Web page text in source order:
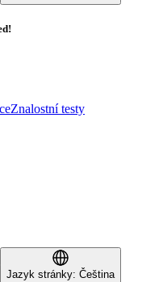
Znalostní testy
Jazyk stránky: Čeština